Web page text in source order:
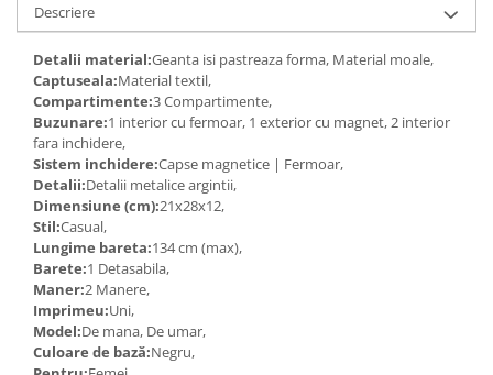
Descriere
Detalii material:Geanta isi pastreaza forma, Material moale,
Captuseala:Material textil,
Compartimente:3 Compartimente,
Buzunare:1 interior cu fermoar, 1 exterior cu magnet, 2 interior
fara inchidere,
Sistem inchidere:Capse magnetice | Fermoar,
Detalii:Detalii metalice argintii,
Dimensiune (cm):21x28x12,
Stil:Casual,
Lungime bareta:134 cm (max),
Barete:1 Detasabila,
Maner:2 Manere,
Imprimeu:Uni,
Model:De mana, De umar,
Culoare de bază:Negru,